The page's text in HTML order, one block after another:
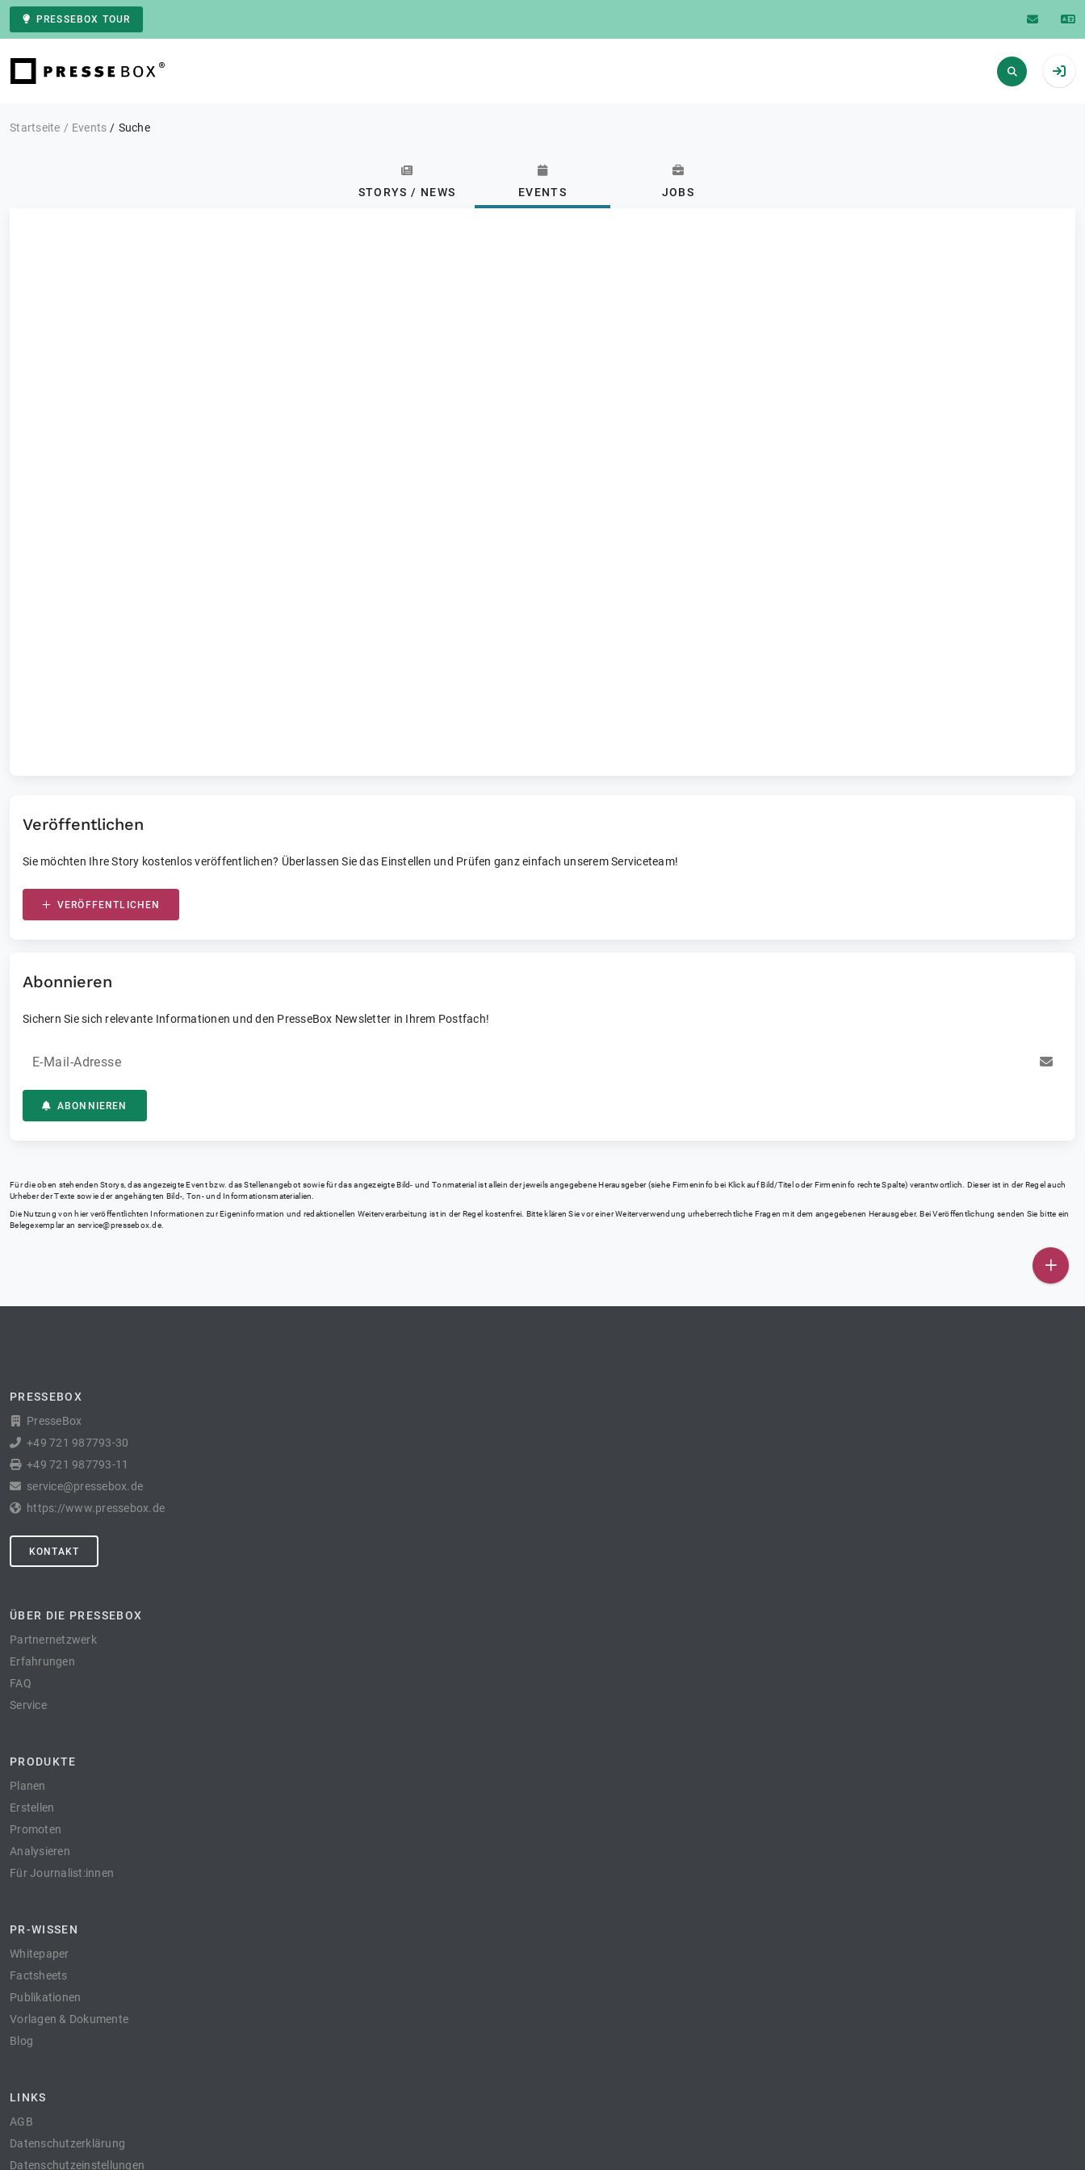
PRESSEBOX TOUR
Zur Startseite
Startseite Events Suche
STORYS / NEWS EVENTS JOBS
Veröffentlichen
Sie möchten Ihre Story kostenlos veröffentlichen? Überlassen Sie das Einstellen und Prüfen ganz einfach unserem Serviceteam!
VERÖFFENTLICHEN
Abonnieren
Sichern Sie sich relevante Informationen und den PresseBox Newsletter in Ihrem Postfach!
E-Mail-Adresse
ABONNIEREN
Für die oben stehenden Storys, das angezeigte Event bzw. das Stellenangebot sowie für das angezeigte Bild- und Tonmaterial ist allein der jeweils angegebene Herausgeber (siehe Firmeninfo bei Klick auf Bild/Titel oder Firmeninfo rechte Spalte) verantwortlich. Dieser ist in der Regel auch
Urheber der Texte sowie der angehängten Bild-, Ton- und Informationsmaterialien.
Die Nutzung von hier veröffentlichten Informationen zur Eigeninformation und redaktionellen Weiterverarbeitung ist in der Regel kostenfrei. Bitte klären Sie vor einer Weiterverwendung urheberrechtliche Fragen mit dem angegebenen Herausgeber. Bei Veröffentlichung senden Sie bitte ein
Belegexemplar an service@pressebox.de
PRESSEBOX
PresseBox
+49 721 987793-30
+49 721 987793-11
service@pressebox.de
https://www.pressebox.de
KONTAKT
ÜBER DIE PRESSEBOX
Partnernetzwerk
Erfahrungen
FAQ
Service
PRODUKTE
Planen
Erstellen
Promoten
Analysieren
Für Journalist:innen
PR-WISSEN
Whitepaper
Factsheets
Publikationen
Vorlagen & Dokumente
Blog
LINKS
AGB
Datenschutzerklärung
Datenschutzeinstellungen